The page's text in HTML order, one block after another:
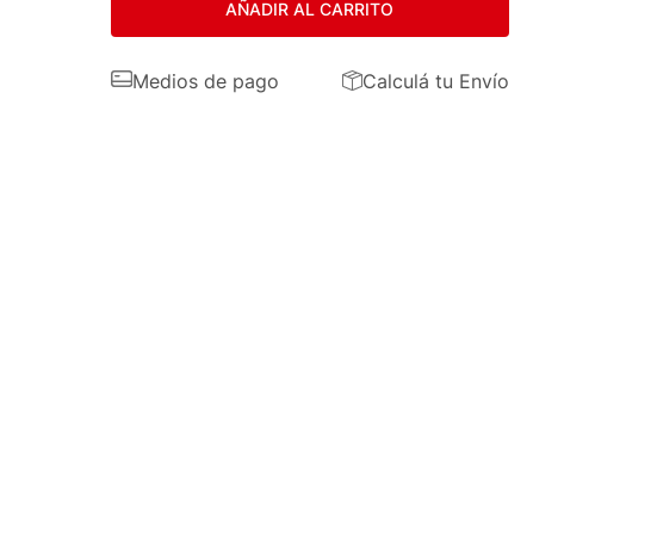
AÑADIR AL CARRITO
Medios de pago Calculá tu Envío